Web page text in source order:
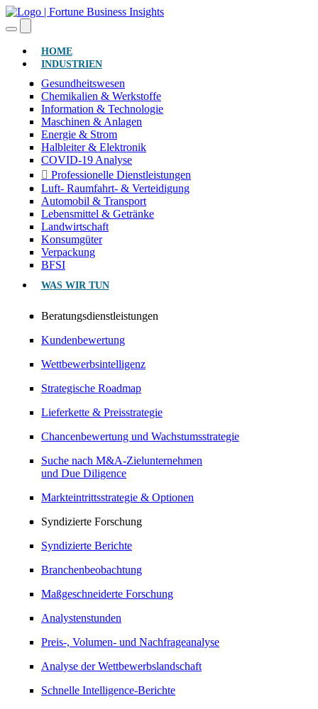
HOME(AKTUELL)
INDUSTRIEN
Gesundheitswesen
Chemikalien & Werkstoffe
Information & Technologie
Maschinen & Anlagen
Energie & Strom
Halbleiter & Elektronik
COVID-19 Analyse
Professionelle Dienstleistungen
Luft- Raumfahrt- & Verteidigung
Automobil & Transport
Lebensmittel & Getränke
Landwirtschaft
Konsumgüter
Verpackung
BFSI
WAS WIR TUN
Beratungsdienstleistungen
Kundenbewertung
Wettbewerbsintelligenz
Strategische Roadmap
Lieferkette & Preisstrategie
Chancenbewertung und Wachstumsstrategie
Suche nach M&A-Zielunternehmen
und Due Diligence
Markteintrittsstrategie & Optionen
Syndizierte Forschung
Syndizierte Berichte
Branchenbeobachtung
Maßgeschneiderte Forschung
Analystenstunden
Preis-, Volumen- und Nachfrageanalyse
Analyse der Wettbewerbslandschaft
Schnelle Intelligence-Berichte